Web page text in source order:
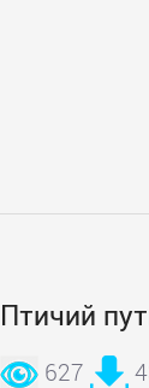
Птичий
627